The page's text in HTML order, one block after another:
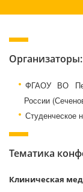
Организаторы:
ФГАОУ ВО
России
Студенческое
Тематика
Клиническая